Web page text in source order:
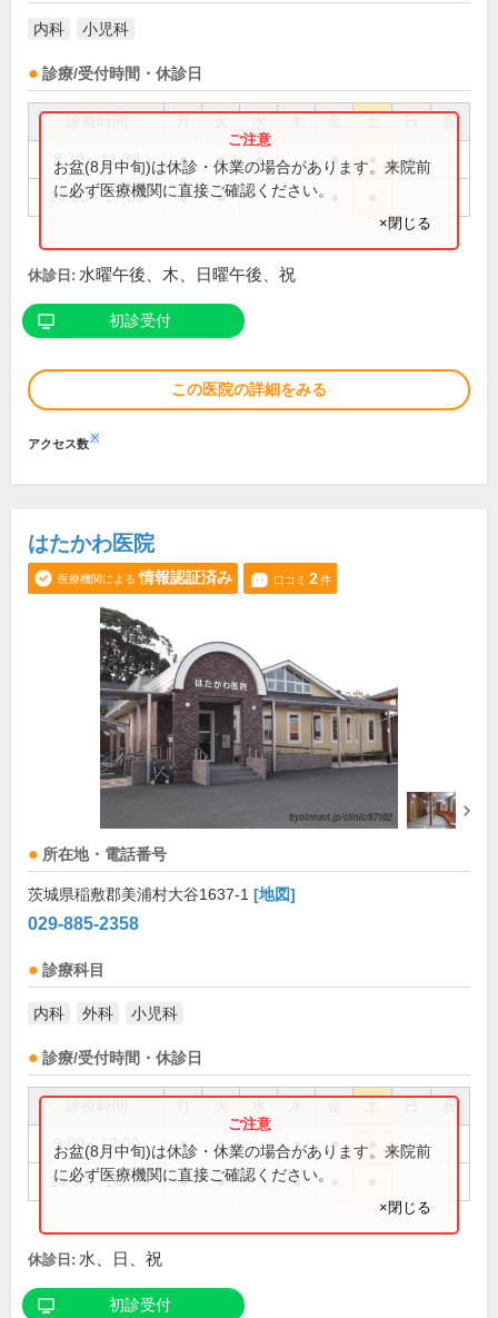
内科 小児科
診療/受付時間・休診日
祝
8:30～11:30 ● ● ● ● ●
14:00～17:00 ● ●
お盆(8月中旬)は休診・休業の場合があります。来院前
に必ず医療機関に直接ご確認ください。
×閉じる
休診日: 水曜午後、木、日曜午後、祝
初診受付
この医院の詳細をみる
アクセス数※
はたかわ医院
医療機関による 情報認証済み 口コミ 2件
所在地・電話番号
茨城県稲敷郡美浦村大谷1637-1 [地図]
029-885-2358
診療科目
内科 外科 小児科
診療/受付時間・休診日
祝
9:00～12:00 ● ● ● ●
14:30～16:00 ● ● ●
お盆(8月中旬)は休診・休業の場合があります。来院前
に必ず医療機関に直接ご確認ください。
×閉じる
休診日: 水、日、祝
初診受付